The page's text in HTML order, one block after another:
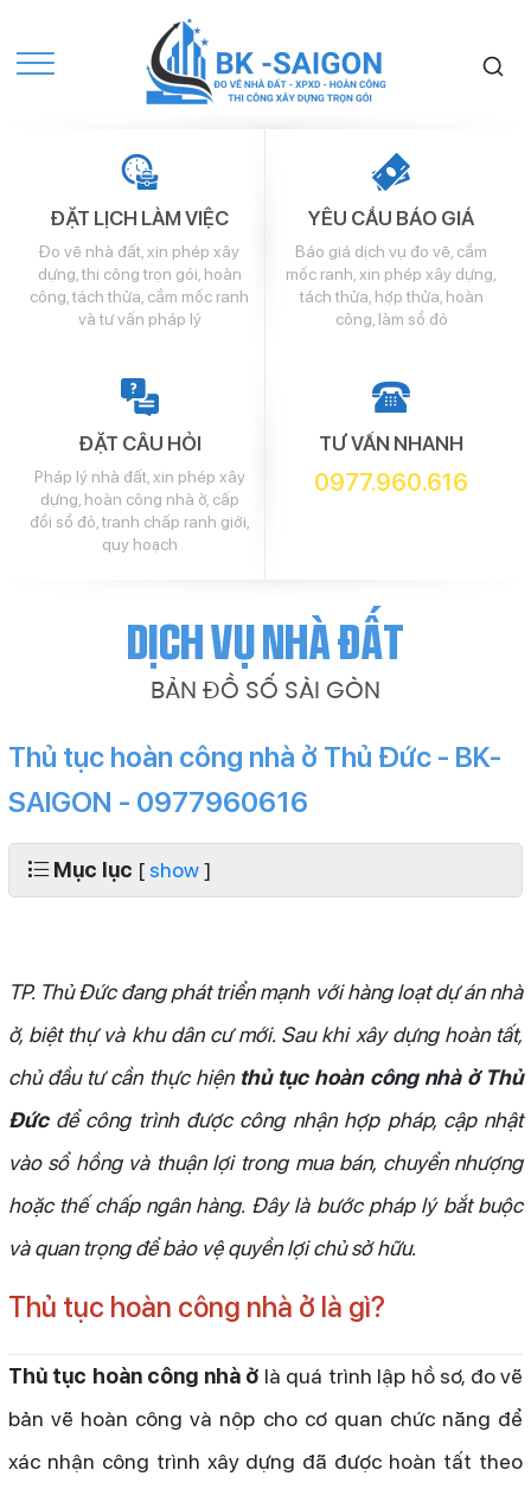
ĐẶT LỊCH LÀM VIỆC
Đo vẽ nhà đất, xin phép xây
dựng, thi công trọn gói, hoàn
công, tách thửa, cắm mốc ranh
và tư vấn pháp lý
YÊU CẦU BÁO GIÁ
Báo giá dịch vụ đo vẽ, cắm
mốc ranh, xin phép xây dựng,
tách thửa, hợp thửa, hoàn
công, làm sổ đỏ
ĐẶT CÂU HỎI
Pháp lý nhà đất, xin phép xây
dựng, hoàn công nhà ở, cấp
đổi sổ đỏ, tranh chấp ranh giới,
quy hoạch
TƯ VẤN NHANH
0977.960.616
Dịch vụ nhà đất
BẢN ĐỒ SỐ SÀI GÒN
Thủ tục hoàn công nhà ở Thủ Đức - BK-
SAIGON - 0977960616
Mục lục [ show]
TP. Thủ Đức đang phát triển mạnh với hàng loạt dự án nhà
ở, biệt thự và khu dân cư mới. Sau khi xây dựng hoàn tất,
chủ đầu tư cần thực hiện thủ tục hoàn công nhà ở Thủ
Đứcđể công trình được công nhận hợp pháp, cập nhật
vào sổ hồng và thuận lợi trong mua bán, chuyển nhượng
hoặc thế chấp ngân hàng. Đây là bước pháp lý bắt buộc
và quan trọng để bảo vệ quyền lợi chủ sở hữu.
Thủ tục hoàn công nhà ở là gì?
Thủ tục hoàn công nhà ở là quá trình lập hồ sơ, đo vẽ
bản vẽ hoàn công và nộp cho cơ quan chức năng để
xác nhận công trình xây dựng đã được hoàn tất theo